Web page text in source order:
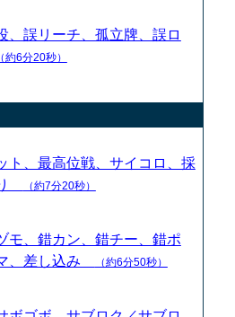
、誤リーチ、孤立牌、誤ロ
（約6分20秒）
ト、最高位戦、サイコロ、採
（約7分20秒）
モ、錯カン、錯チー、錯ポ
、差し込み
（約6分50秒）